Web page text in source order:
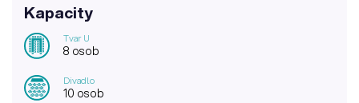
Kapacity
Tvar U
8 osob
Divadlo
10 osob